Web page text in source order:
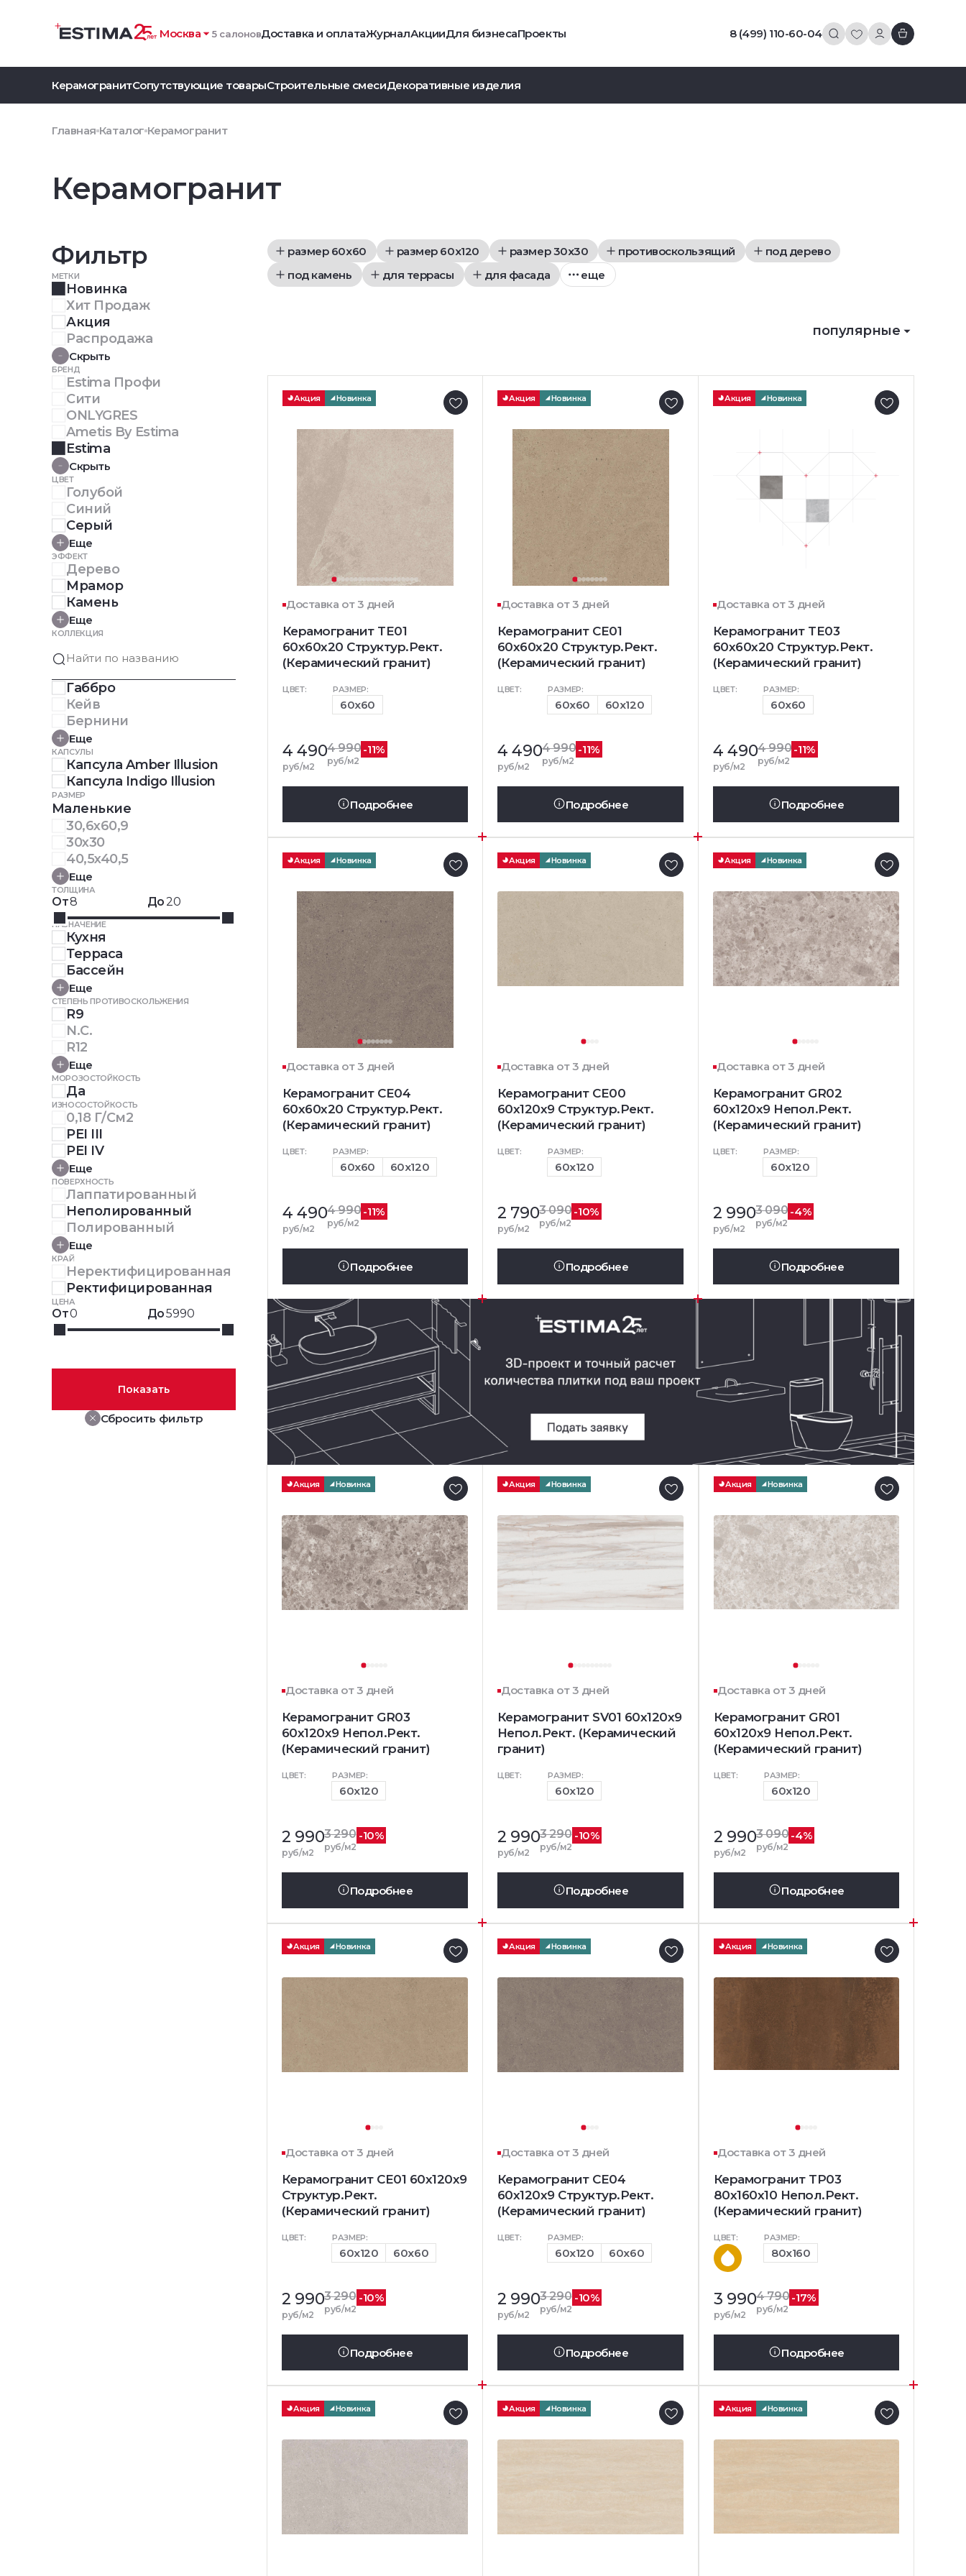
Москва 5 салоновДоставка и оплатаЖурналАкцииДля бизнесаПроекты 8 (499) 110-60-04
КерамогранитСопутствующие товарыСтроительные смесиДекоративные изделия
Главная Каталог Керамогранит
Керамогранит
Фильтр
МЕТКИ
Новинка
Хит Продаж
Акция
Распродажа
Скрыть
БРЕНД
Estima Профи
Сити
ONLYGRES
Ametis By Estima
Estima
Скрыть
ЦВЕТ
Голубой
Синий
Серый
Еще
ЭФФЕКТ
Дерево
Мрамор
Камень
Еще
КОЛЛЕКЦИЯ
Габбро
Кейв
Бернини
Еще
КАПСУЛЫ
Капсула Amber Illusion
Капсула Indigo Illusion
РАЗМЕР
Маленькие
30,6x60,9
30x30
40,5x40,5
Еще
ТОЛЩИНА
От До
НАЗНАЧЕНИЕ
Кухня
Терраса
Бассейн
Еще
СТЕПЕНЬ ПРОТИВОСКОЛЬЖЕНИЯ
R9
N.C.
R12
Еще
МОРОЗОСТОЙКОСТЬ
Да
ИЗНОСОСТОЙКОСТЬ
0,18 Г/см2
PEI III
PEI IV
Еще
ПОВЕРХНОСТЬ
Лаппатированный
Неполированный
Полированный
Еще
КРАЙ
Неректифицированная
Ректифицированная
ЦЕНА
От До
Показать
Сбросить фильтр
размер 60x60 размер 60x120 размер 30x30 противоскользящий
под дерево
под камень
для террасы для фасада еще
популярные
Акция Новинка
Доставка от 3 дней
Керамогранит TE01
60x60x20 Структур.Рект.
(Керамический гранит)
ЦВЕТ: РАЗМЕР:
60x60
4 490
руб/м2
4 990
руб/м2
-11%
Подробнее
Акция Новинка
Доставка от 3 дней
Керамогранит CE01
60x60x20 Структур.Рект.
(Керамический гранит)
ЦВЕТ: РАЗМЕР:
60x60 60x120
4 490
руб/м2
4 990
руб/м2
-11%
Подробнее
Акция Новинка
Доставка от 3 дней
Керамогранит TE03
60x60x20 Структур.Рект.
(Керамический гранит)
ЦВЕТ: РАЗМЕР:
60x60
4 490
руб/м2
4 990
руб/м2
-11%
Подробнее
Акция Новинка
Доставка от 3 дней
Керамогранит CE04
60x60x20 Структур.Рект.
(Керамический гранит)
ЦВЕТ: РАЗМЕР:
60x60 60x120
4 490
руб/м2
4 990
руб/м2
-11%
Подробнее
Акция Новинка
Доставка от 3 дней
Керамогранит CE00
60x120x9 Структур.Рект.
(Керамический гранит)
ЦВЕТ: РАЗМЕР:
60x120
2 790
руб/м2
3 090
руб/м2
-10%
Подробнее
Акция Новинка
Доставка от 3 дней
Керамогранит GR02
60x120x9 Непол.Рект.
(Керамический гранит)
ЦВЕТ: РАЗМЕР:
60x120
2 990
руб/м2
3 090
руб/м2
-4%
Подробнее
Акция Новинка
Доставка от 3 дней
Керамогранит GR03
60x120x9 Непол.Рект.
(Керамический гранит)
ЦВЕТ: РАЗМЕР:
60x120
2 990
руб/м2
3 290
руб/м2
-10%
Подробнее
Акция Новинка
Доставка от 3 дней
Керамогранит SV01 60x120x9
Непол.Рект. (Керамический
гранит)
ЦВЕТ: РАЗМЕР:
60x120
2 990
руб/м2
3 290
руб/м2
-10%
Подробнее
Акция Новинка
Доставка от 3 дней
Керамогранит GR01
60x120x9 Непол.Рект.
(Керамический гранит)
ЦВЕТ: РАЗМЕР:
60x120
2 990
руб/м2
3 090
руб/м2
-4%
Подробнее
Акция Новинка
Доставка от 3 дней
Керамогранит CE01 60x120x9
Структур.Рект.
(Керамический гранит)
ЦВЕТ: РАЗМЕР:
60x120 60x60
2 990
руб/м2
3 290
руб/м2
-10%
Подробнее
Акция Новинка
Доставка от 3 дней
Керамогранит CE04
60x120x9 Структур.Рект.
(Керамический гранит)
ЦВЕТ: РАЗМЕР:
60x120 60x60
2 990
руб/м2
3 290
руб/м2
-10%
Подробнее
Акция Новинка
Доставка от 3 дней
Керамогранит TP03
80x160x10 Непол.Рект.
(Керамический гранит)
ЦВЕТ: РАЗМЕР:
80x160
3 990
руб/м2
4 790
руб/м2
-17%
Подробнее
Акция Новинка Акция Новинка Акция Новинка